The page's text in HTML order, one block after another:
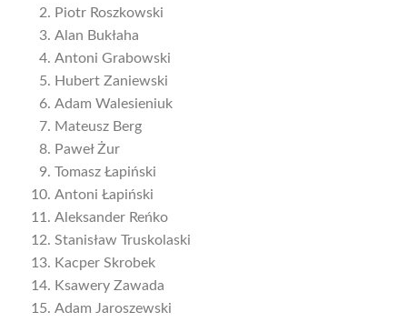
Piotr Roszkowski
Alan Bukłaha
Antoni Grabowski
Hubert Zaniewski
Adam Walesieniuk
Mateusz Berg
Paweł Żur
Tomasz Łapiński
Antoni Łapiński
Aleksander Reńko
Stanisław Truskolaski
Kacper Skrobek
Ksawery Zawada
Adam Jaroszewski